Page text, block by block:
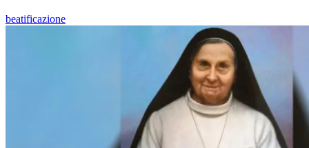
beatificazione